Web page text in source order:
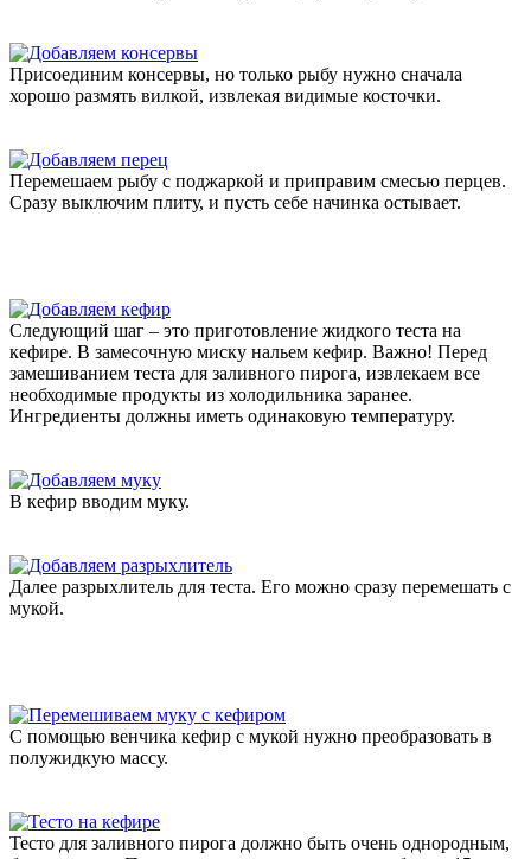
Присоединим консервы, но только рыбу нужно сначала
хорошо размять вилкой, извлекая видимые косточки.
Перемешаем рыбу с поджаркой и приправим смесью перцев.
Сразу выключим плиту, и пусть себе начинка остывает.
Следующий шаг – это приготовление жидкого теста на
кефире. В замесочную миску нальем кефир. Важно! Перед
замешиванием теста для заливного пирога, извлекаем все
необходимые продукты из холодильника заранее.
Ингредиенты должны иметь одинаковую температуру.
В кефир вводим муку.
Далее разрыхлитель для теста. Его можно сразу перемешать с
мукой.
С помощью венчика кефир с мукой нужно преобразовать в
полужидкую массу.
Тесто для заливного пирога должно быть очень однородным,